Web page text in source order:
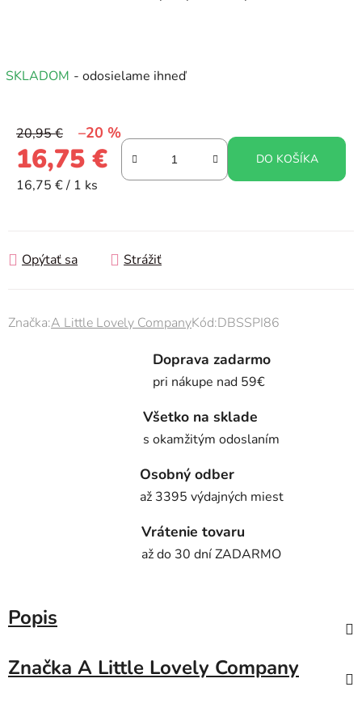
SKLADOM - odosielame ihneď
20,95 € –20 %
16,75 €
Jednotková cena:
16,75 € / 1 ks
DO KOŠÍKA
Opýtať sa Strážiť
Značka:A Little Lovely CompanyKód:DBSSPI86
Doprava zadarmo
pri nákupe nad 59€
Všetko na sklade
s okamžitým odoslaním
Osobný odber
až 3395 výdajných miest
Vrátenie tovaru
až do 30 dní ZADARMO
Popis
Značka A Little Lovely Company